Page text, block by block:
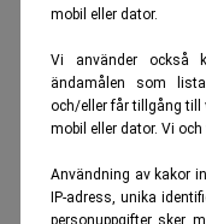
mobil eller dator.
Vi använder också
ändamålen som
och/eller får tillgång till
mobil eller dator. Vi och
Användning av kakor
IP-adress, unika
personuppgifter sker